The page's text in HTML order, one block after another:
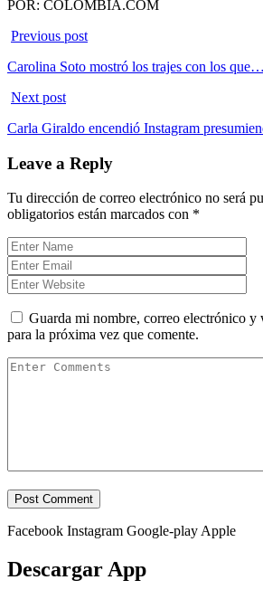
POR: COLOMBIA.COM
Previous post
Carolina Soto mostró los trajes con los que…
Next post
Carla Giraldo encendió Instagram
Leave a Reply
Tu dirección de correo electrónico no será
obligatorios están marcados con *
Guarda mi nombre, correo electrónico y
para la próxima vez que comente.
Facebook Instagram Google-play Apple
Descargar App